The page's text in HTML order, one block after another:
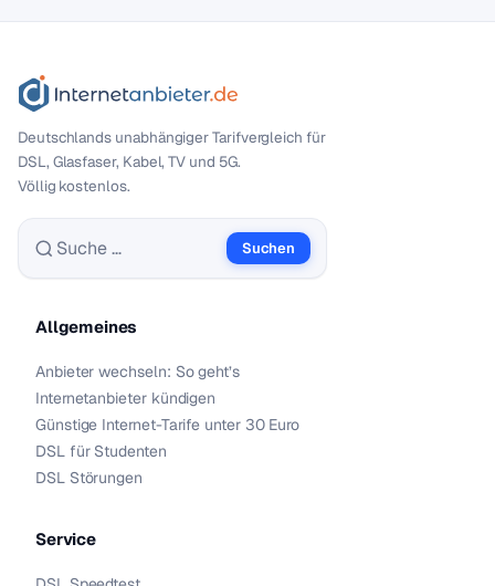
Deutschlands unabhängiger Tarif­vergleich für
DSL, Glasfaser, Kabel, TV und 5G.
Völlig kostenlos.
Suche nach:
Suchen
Allgemeines
Anbieter wechseln: So geht’s
Internetanbieter kündigen
Günstige Internet-Tarife unter 30 Euro
DSL für Studenten
DSL Störungen
Service